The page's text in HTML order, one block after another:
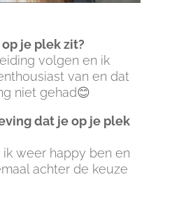
je plek zit?
volgen en ik
van en dat
niet gehad😊
dat je op je plek
weer happy ben en
achter de keuze